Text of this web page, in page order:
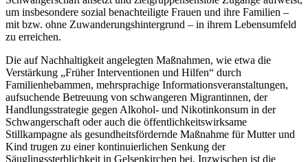
um insbesondere sozial benachteiligte Frauen und ihre Familien –
mit bzw. ohne Zuwanderungshintergrund – in ihrem Lebensumfeld
zu erreichen.
Die auf Nachhaltigkeit angelegten Maßnahmen, wie etwa die
Verstärkung „Früher Interventionen und Hilfen“ durch
Familienhebammen, mehrsprachige Informationsveranstaltungen,
aufsuchende Betreuung von schwangeren Migrantinnen, der
Handlungsstrategie gegen Alkohol- und Nikotinkonsum in der
Schwangerschaft oder auch die öffentlichkeitswirksame
Stillkampagne als gesundheitsfördernde Maßnahme für Mutter und
Kind trugen zu einer kontinuierlichen Senkung der
Säuglingssterblichkeit in Gelsenkirchen bei. Inzwischen ist die